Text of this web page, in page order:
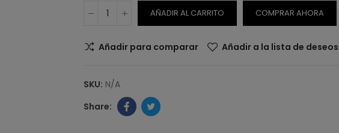
AÑADIR AL CARRITO COMPRAR AHORA
Añadir para comparar Añadir a la lista de deseos
SKU: N/A